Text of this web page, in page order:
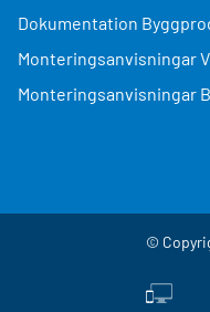
Dokumentation
Monteringsanvisningar
Monteringsanvisningar
©